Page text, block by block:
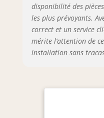
disponibilité des
les plus prévoyants.
correct et un service
mérite l’attention de
installation sans